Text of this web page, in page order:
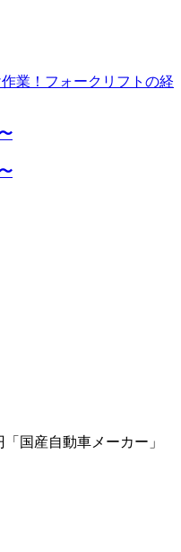
業！フォークリフトの経
国産自動車メーカー」